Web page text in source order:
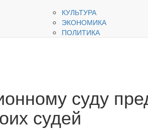
КУЛЬТУРА
ЭКОНОМИКА
ПОЛИТИКА
суду
судей